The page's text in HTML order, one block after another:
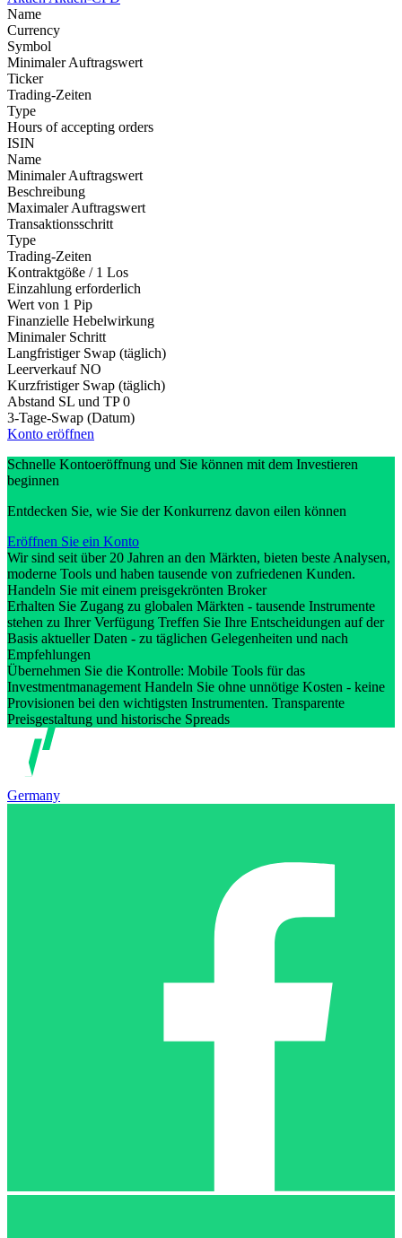
Name
Currency
Symbol
Minimaler Auftragswert
Ticker
Trading-Zeiten
Type
Hours of accepting orders
ISIN
Name
Minimaler Auftragswert
Beschreibung
Maximaler Auftragswert
Transaktionsschritt
Type
Trading-Zeiten
Kontraktgöße / 1 Los
Einzahlung erforderlich
Wert von 1 Pip
Finanzielle Hebelwirkung
Minimaler Schritt
Langfristiger Swap (täglich)
Leerverkauf NO
Kurzfristiger Swap (täglich)
Abstand SL und TP 0
3-Tage-Swap (Datum)
Konto eröffnen
Schnelle Kontoeröffnung und Sie können mit dem Investieren
beginnen
Entdecken Sie, wie Sie der Konkurrenz davon eilen können
Eröffnen Sie ein Konto
Wir sind seit über 20 Jahren an den Märkten, bieten beste Analysen,
moderne Tools und haben tausende von zufriedenen Kunden.
Handeln Sie mit einem preisgekrönten Broker
Erhalten Sie Zugang zu globalen Märkten - tausende Instrumente
stehen zu Ihrer Verfügung Treffen Sie Ihre Entscheidungen auf der
Basis aktueller Daten - zu täglichen Gelegenheiten und nach
Empfehlungen
Übernehmen Sie die Kontrolle: Mobile Tools für das
Investmentmanagement Handeln Sie ohne unnötige Kosten - keine
Provisionen bei den wichtigsten Instrumenten. Transparente
Preisgestaltung und historische Spreads
Germany